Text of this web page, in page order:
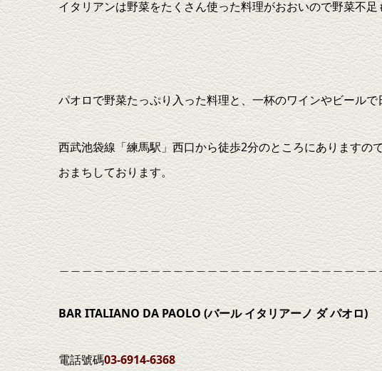
イタリアンは野菜をたくさん使った料理がおおいので野菜不
パオロで野菜たっぷり入った料理と、一杯のワインやビール
西武池袋線「練馬駅」西口から徒歩2分のところにありますの
おまちしております。
＿＿＿＿＿＿＿＿＿＿＿＿＿＿＿＿＿＿＿＿＿＿＿＿＿＿＿＿
BAR ITALIANO DA PAOLO (バールイタリアーノ ダパオロ)
電話號碼03-6914-6368